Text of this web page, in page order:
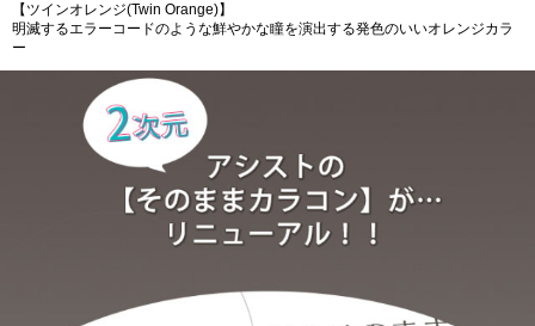
【ツインオレンジ(Twin Orange)】
明滅するエラーコードのような鮮やかな瞳を演出する発色のいいオレンジカラ
ー